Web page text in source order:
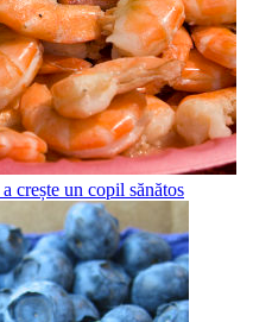
crește un copil sănătos